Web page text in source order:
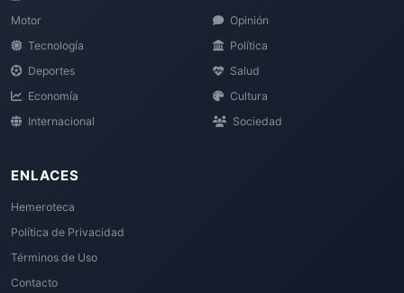
Motor
Tecnología
Deportes
Economía
Internacional
Opinión
Política
Salud
Cultura
Sociedad
ENLACES
Hemeroteca
Política de Privacidad
Términos de Uso
Contacto